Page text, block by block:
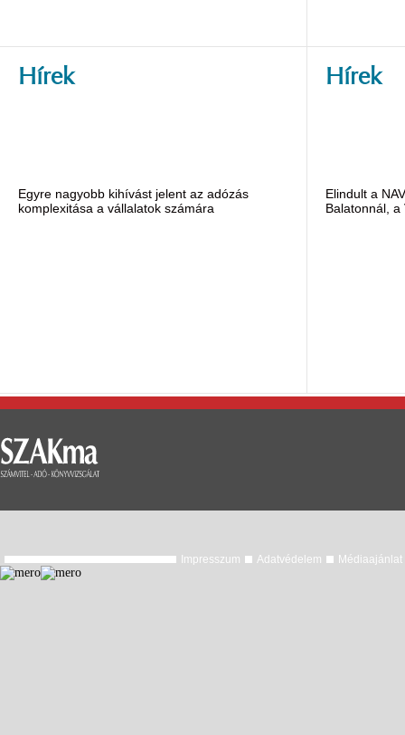
Hírek
Egyre nagyobb kihívást jelent az adózás
komplexitása a vállalatok számára
Hírek
Elindult a
Balatonnál, a
Impresszum Adatvédelem Médiaajánlat